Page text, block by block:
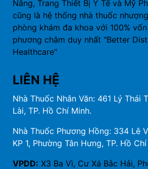
Năng, Trang Thiết Bị Y Tế và Mỹ
cũng là hệ thống nhà thuốc
phòng khám đa khoa với 100%
phương châm duy nhất "Better
Healthcare"
LIÊN HỆ
Nhà Thuốc Nhân Văn: 461 Lý Thái
Lài, TP. Hồ Chí Minh.
Nhà Thuốc Phương Hồng: 334 Lê
KP 1, Phường Tân Hưng, TP. Hồ
VPDD: X3 Ba Vì, Cư Xá Bắc Hải,